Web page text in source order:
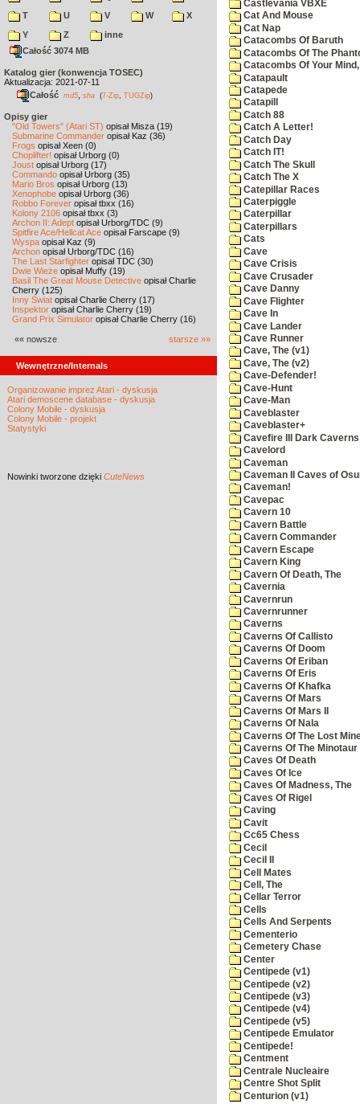
T
U V W
X
Y
Z
inne
Całość 3074 MB
Katalog gier (konwencja TOSEC)
Aktualizacja: 2021-07-11
Całość md5 sha (7-Zip TUGZip)
Opisy gier
"Old Towers" (Atari ST) opisał Misza (19)
Submarine Commander opisał Kaz (36)
Frogs opisał Xeen (0)
Choplifter! opisał Urborg (0)
Joust opisał Urborg (17)
Commando opisał Urborg (35)
Mario Bros opisał Urborg (13)
Xenophobe opisał Urborg (36)
Robbo Forever opisał tbxx (16)
Kolony 2106 opisał tbxx (3)
Archon II: Adept opisał Urborg/TDC (9)
Spitfire Ace/Hellcat Ace opisał Farscape (9)
Wyspa opisał Kaz (9)
Archon opisał Urborg/TDC (16)
The Last Starfighter opisał TDC (30)
Dwie Wieże opisał Muffy (19)
Basil The Great Mouse Detective opisał Charlie
Cherry (125)
Inny Świat opisał Charlie Cherry (17)
Inspektor opisał Charlie Cherry (19)
Grand Prix Simulator opisał Charlie Cherry (16)
«« nowsze starsze »»
Wewnętrzne/Internals
Organizowanie imprez Atari - dyskusja
Atari demoscene database - dyskusja
Colony Mobile - dyskusja
Colony Mobile - projekt
Statystyki
Nowinki tworzone dzięki CuteNews
Castlevania VBXE
Cat And Mouse
Cat Nap
Catacombs Of Baruth
Catacombs Of The
Catacombs Of Your
Catapault
Catapede
Catapill
Catch 88
Catch A Letter!
Catch Day
Catch IT!
Catch The Skull
Catch The X
Catepillar Races
Caterpiggle
Caterpillar
Caterpillars
Cats
Cave
Cave Crisis
Cave Crusader
Cave Danny
Cave Flighter
Cave In
Cave Lander
Cave Runner
Cave, The (v1)
Cave, The (v2)
Cave-Defender!
Cave-Hunt
Cave-Man
Caveblaster
Caveblaster+
Cavefire III Dark Caverns
Cavelord
Caveman
Caveman II Caves of
Caveman!
Cavepac
Cavern 10
Cavern Battle
Cavern Commander
Cavern Escape
Cavern King
Cavern Of Death, The
Cavernia
Cavernrun
Cavernrunner
Caverns
Caverns Of Callisto
Caverns Of Doom
Caverns Of Eriban
Caverns Of Eris
Caverns Of Khafka
Caverns Of Mars
Caverns Of Mars II
Caverns Of Nala
Caverns Of The Lost
Caverns Of The Minotaur
Caves Of Death
Caves Of Ice
Caves Of Madness, The
Caves Of Rigel
Caving
Cavit
Cc65 Chess
Cecil
Cecil II
Cell Mates
Cell, The
Cellar Terror
Cells
Cells And Serpents
Cementerio
Cemetery Chase
Center
Centipede (v1)
Centipede (v2)
Centipede (v3)
Centipede (v4)
Centipede (v5)
Centipede Emulator
Centipede!
Centment
Centrale Nucleaire
Centre Shot Split
Centurion (v1)